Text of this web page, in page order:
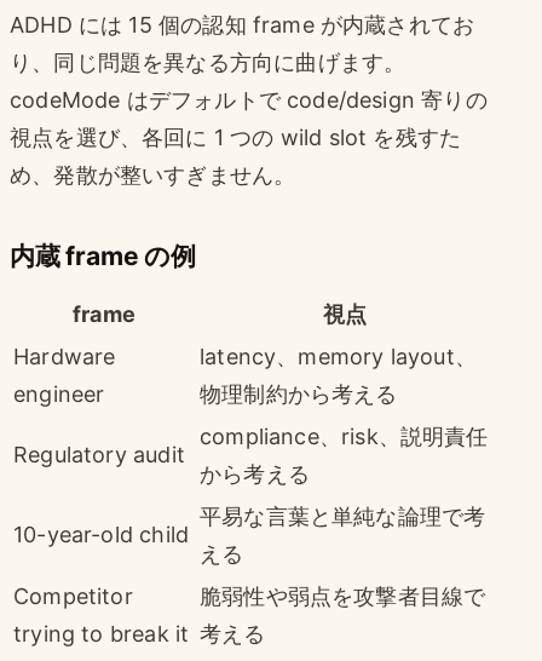
ADHD には 15 個の認知 frame が内蔵されてお
り、同じ問題を異なる方向に曲げます。
codeMode はデフォルトで code/design 寄りの
視点を選び、各回に 1 つの wild slot を残すた
め、発散が整いすぎません。
内蔵 frame の例
frame
視点
Hardware
engineer
latency、memory layout、
物理制約から考える
Regulatory audit
compliance、risk、説明責任
から考える
10-year-old child
平易な言葉と単純な論理で考
える
Competitor
trying to break it
脆弱性や弱点を攻撃者目線で
考える